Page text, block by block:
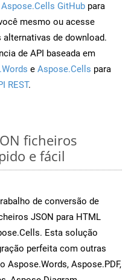
Aspose.Cells GitHub para
mesmo ou acesse
alternativas de download.
de API baseada em
e Aspose.Cells para
REST.
ficheiros
e fácil
de conversão de
JSON para HTML
Esta solução
perfeita com outras
Aspose.Words, Aspose.PDF,